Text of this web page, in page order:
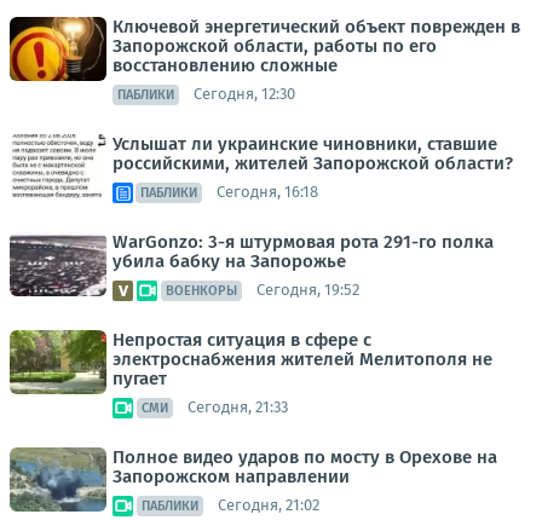
Ключевой энергетический объект поврежден в
Запорожской области, работы по его
восстановлению сложные
ПАБЛИКИ Сегодня, 12:30
Услышат ли украинские чиновники, ставшие
российскими, жителей Запорожской области?
ПАБЛИКИ Сегодня, 16:18
WarGonzo: 3-я штурмовая рота 291-го полка
убила бабку на Запорожье
ВОЕНКОРЫ Сегодня, 19:52
Непростая ситуация в сфере с
электроснабжения жителей Мелитополя не
пугает
СМИ Сегодня, 21:33
Полное видео ударов по мосту в Орехове на
Запорожском направлении
ПАБЛИКИ Сегодня, 21:02